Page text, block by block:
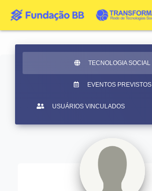
TECNOLOGIA SOCIAL
EVENTOS PREVISTOS
USUÁRIOS VINCULADOS